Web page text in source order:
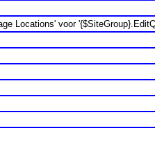
Locations' voor